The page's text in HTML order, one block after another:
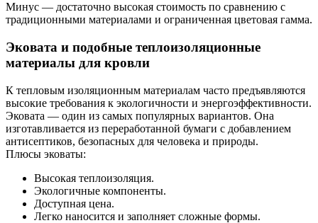
Минус — достаточно высокая стоимость по сравнению с
традиционными материалами и ограниченная цветовая гамма.
Эковата и подобные теплоизоляционные
материалы для кровли
К тепловым изоляционным материалам часто предъявляются
высокие требования к экологичности и энергоэффективности.
Эковата — один из самых популярных вариантов. Она
изготавливается из переработанной бумаги с добавлением
антисептиков, безопасных для человека и природы.
Плюсы эковаты:
Высокая теплоизоляция.
Экологичные компоненты.
Доступная цена.
Легко наносится и заполняет сложные формы.